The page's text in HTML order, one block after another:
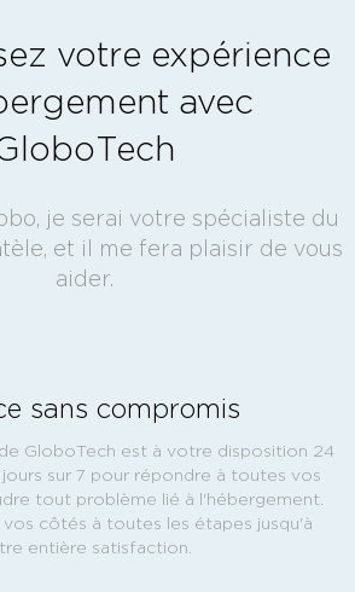
votre expérience
avec
je serai votre spécialiste du
et il me fera plaisir de vous
aider.
sans compromis
GloboTech est à votre disposition 24
sur 7 pour répondre à toutes vos
tout problème lié à l'hébergement.
vos côtés à toutes les étapes jusqu'à
entière satisfaction.